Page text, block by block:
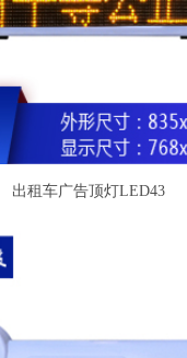
出租车广告顶灯LED43